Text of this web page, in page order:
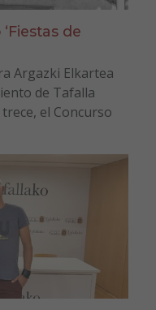
de
Argazki Elkartea
de Tafalla
el Concurso